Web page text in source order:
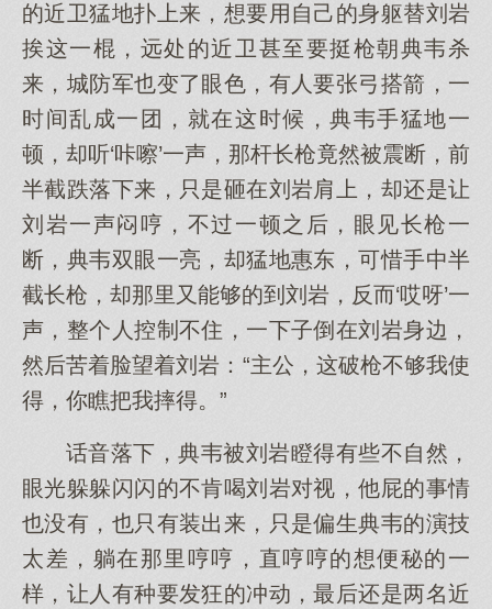
的近卫猛地扑上来，想要用自己的身躯替刘岩
挨这一棍，远处的近卫甚至要挺枪朝典韦杀
来，城防军也变了眼色，有人要张弓搭箭，一
时间乱成一团，就在这时候，典韦手猛地一
顿，却听‘咔嚓’一声，那杆长枪竟然被震断，前
半截跌落下来，只是砸在刘岩肩上，却还是让
刘岩一声闷哼，不过一顿之后，眼见长枪一
断，典韦双眼一亮，却猛地惠东，可惜手中半
截长枪，却那里又能够的到刘岩，反而‘哎呀’一
声，整个人控制不住，一下子倒在刘岩身边，
然后苦着脸望着刘岩：“主公，这破枪不够我使
得，你瞧把我摔得。”
话音落下，典韦被刘岩瞪得有些不自然，
眼光躲躲闪闪的不肯喝刘岩对视，他屁的事情
也没有，也只有装出来，只是偏生典韦的演技
太差，躺在那里哼哼，直哼哼的想便秘的一
样，让人有种要发狂的冲动，最后还是两名近